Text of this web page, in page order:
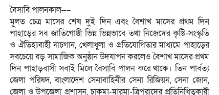
বৈসাবি পালনকাল—–
মূলত চেত্র মাসের শেষ দুই দিন এবং বৈশাখ মাসের প্রথম দিন
পাহাড়ের সব জাতিগোষ্ঠী ভিন্ন ভিন্নভাবে তথা নিজেদের কৃষ্টি-সংস্কৃতি
ও ঐতিহ্যবাহী নাচগান, খেলাধুলা ও প্রতিযোগিতার মাধ্যমে পাহাড়ের
সবচেয়ে বড় সামাজিক অনুষ্ঠান উদযাপন করলেও বৈশাখ মাসের প্রথম
দিন পাহাড়বাসী সবাই মিলে বৈসাবি পালন করে থাকে। তিন পার্বত্য
জেলা পরিষদ, বাংলাদেশ সেনাবাহিনীর সেনা রিজিয়ন, সেনা জোন,
জেলা ও উপজেলা প্রশাসন, চাকমা-মারমা-ত্রিপুরাদের প্রতিনিধিত্বকারী